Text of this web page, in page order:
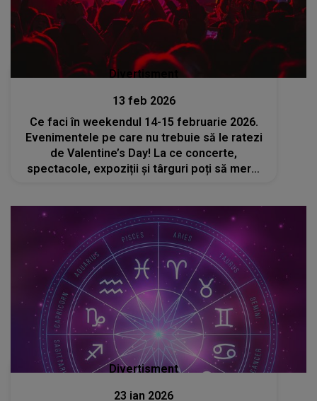
Divertisment
13 feb 2026
Ce faci în weekendul 14-15 februarie 2026.
Evenimentele pe care nu trebuie să le ratezi
de Valentine’s Day! La ce concerte,
spectacole, expoziții și târguri poți să mergi
Divertisment
23 ian 2026